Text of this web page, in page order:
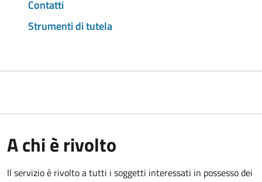
Contatti
Strumenti di tutela
A chi è rivolto
Il servizio è rivolto a tutti i soggetti interessati in possesso dei